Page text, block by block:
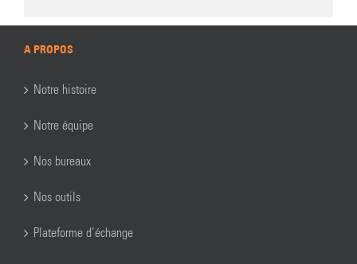
A PROPOS
Notre histoire
Notre équipe
Nos bureaux
Nos outils
Plateforme d’échange